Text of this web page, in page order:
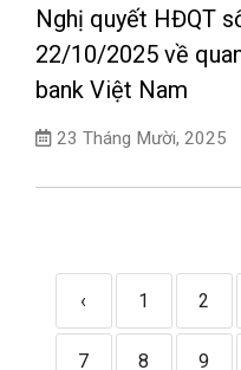
Nghị quyết HĐQT
22/10/2025 về
bank Việt Nam
23 Tháng Mười, 2025
‹ 1 2
7 8 9